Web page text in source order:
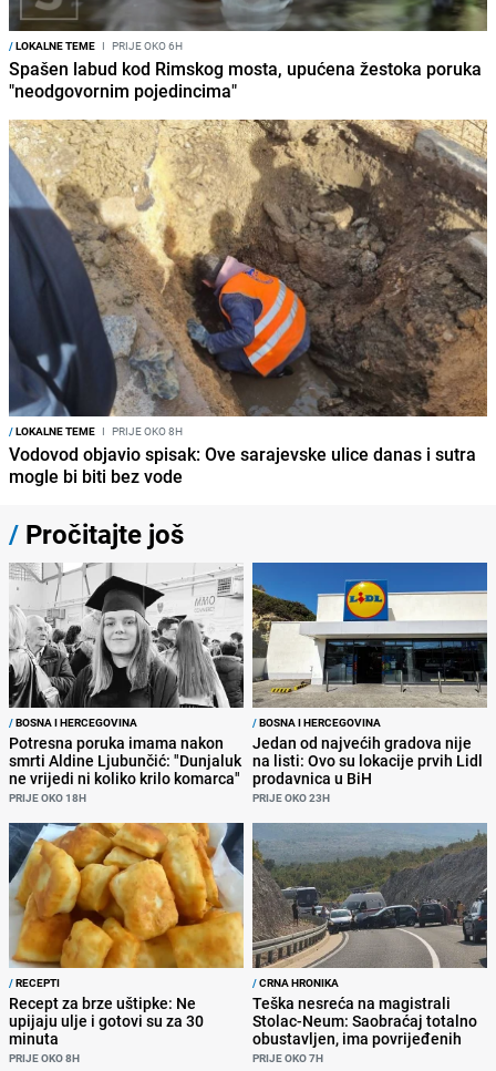
/LOKALNE TEME I PRIJE OKO 6H
Spašen labud kod Rimskog mosta, upućena žestoka poruka
"neodgovornim pojedincima"
/LOKALNE TEME I PRIJE OKO 8H
Vodovod objavio spisak: Ove sarajevske ulice danas i sutra
mogle bi biti bez vode
/ Pročitajte još
/BOSNA I HERCEGOVINA
Potresna poruka imama nakon
smrti Aldine Ljubunčić: "Dunjaluk
ne vrijedi ni koliko krilo komarca"
PRIJE OKO 18H
/BOSNA I HERCEGOVINA
Jedan od najvećih gradova nije
na listi: Ovo su lokacije prvih Lidl
prodavnica u BiH
PRIJE OKO 23H
/RECEPTI
Recept za brze uštipke: Ne
upijaju ulje i gotovi su za 30
minuta
PRIJE OKO 8H
/CRNA HRONIKA
Teška nesreća na magistrali
Stolac-Neum: Saobraćaj totalno
obustavljen, ima povrijeđenih
PRIJE OKO 7H